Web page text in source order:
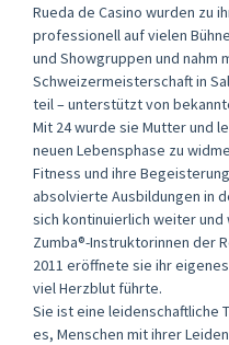
Rueda de Casino wurden zu
professionell auf vielen
und Showgruppen und nahm
Schweizermeisterschaft in
teil – unterstützt von
Mit 24 wurde sie Mutter und
neuen Lebensphase zu
Fitness und ihre
absolvierte Ausbildungen in
sich kontinuierlich weiter
Zumba®-Instruktorinnen der
2011 eröffnete sie ihr
viel Herzblut führte.
Sie ist eine leidenschaftliche
es, Menschen mit ihrer